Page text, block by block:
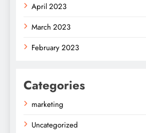
April 2023
March 2023
February 2023
Categories
marketing
Uncategorized